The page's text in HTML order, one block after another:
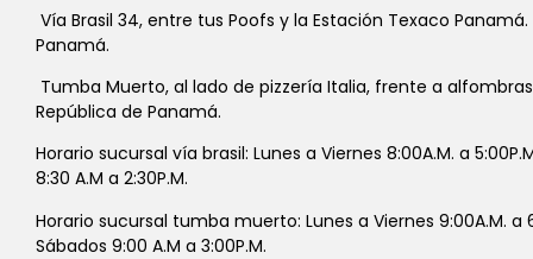
Vía Brasil 34, entre tus Poofs y la Estación Texaco
Panamá.
Tumba Muerto, al lado de pizzería Italia, frente a
República de Panamá.
Horario sucursal vía brasil: Lunes a Viernes 8:00A.M. a
8:30 A.M a 2:30P.M.
Horario sucursal tumba muerto: Lunes a Viernes 9:00A.M. a
Sábados 9:00 A.M a 3:00P.M.